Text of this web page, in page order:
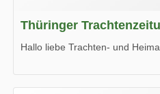
Thüringer
Hallo liebe Trachten- und
Wir wünschen Euch viel Spaß